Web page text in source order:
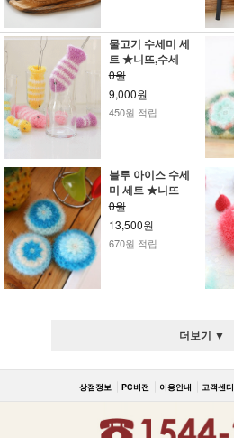
물고기 수세미 세
트 ★니뜨,수세
0원
9,000원
450원 적립
블루 아이스 수세
미 세트 ★니뜨
0원
13,500원
670원 적립
더보기 ▼
상점정보 PC버전 이용안내 고객센터